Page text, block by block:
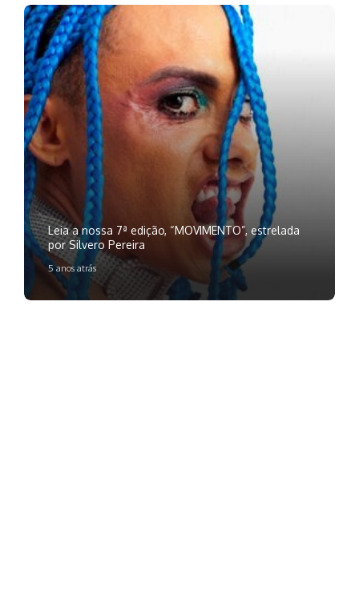
Leia a nossa 7ª edição, “MOVIMENTO”, estrelada
por Silvero Pereira
5 anos atrás